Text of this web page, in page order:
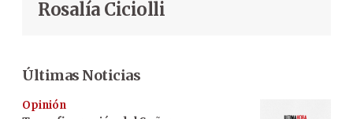
Rosalía Ciciolli
Últimas Noticias
Opinión